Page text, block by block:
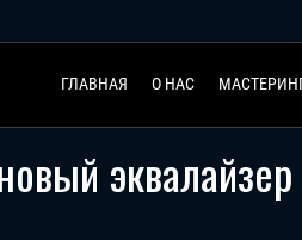
ГЛАВНАЯ О НАС